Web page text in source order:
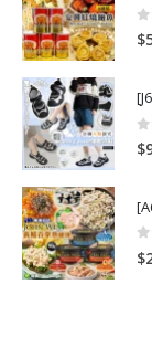
0
$
0
$
0
$